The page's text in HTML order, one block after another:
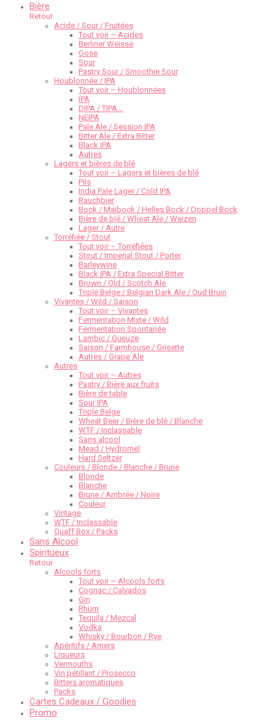
Bière
Retour
Acide / Sour / Fruitées
Tout voir – Acides
Berliner Weisse
Gose
Sour
Pastry Sour / Smoothie Sour
Houblonnée / IPA
Tout voir – Houblonnées
IPA
DIPA / TIPA…
NEIPA
Pale Ale / Session IPA
Bitter Ale / Extra Bitter
Black IPA
Autres
Lagers et bières de blé
Tout voir – Lagers et bières de blé
Pils
India Pale Lager / Cold IPA
Rauchbier
Bock / Maibock / Helles Bock / Doppel Bock
Bière de blé / Wheat Ale / Weizen
Lager / Autre
Torréfiée / Stout
Tout voir – Torréfiées
Stout / Imperial Stout / Porter
Barleywine
Black IPA / Extra Special Bitter
Brown / Old / Scotch Ale
Triple Belge / Belgian Dark Ale / Oud Bruin
Vivantes / Wild / Saison
Tout voir – Vivantes
Fermentation Mixte / Wild
Fermentation Spontanée
Lambic / Gueuze
Saison / Farmhouse / Grisette
Autres / Grape Ale
Autres
Tout voir – Autres
Pastry / Bière aux fruits
Bière de table
Sour IPA
Triple Belge
Wheat Beer / Bière de blé / Blanche
WTF / Inclassable
Sans alcool
Mead / Hydromel
Hard Seltzer
Couleurs / Blonde / Blanche / Brune
Blonde
Blanche
Brune / Ambrée / Noire
Couleur
Vintage
WTF / Inclassable
Quaff Box / Packs
Sans Alcool
Spiritueux
Retour
Alcools forts
Tout voir – Alcools forts
Cognac / Calvados
Gin
Rhum
Tequila / Mezcal
Vodka
Whisky / Bourbon / Rye
Apéritifs / Amers
Liqueurs
Vermouths
Vin pétillant / Prosecco
Bitters aromatiques
Packs
Cartes Cadeaux / Goodies
Promo